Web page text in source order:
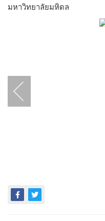
มหาวิทยาลัยมหิดล